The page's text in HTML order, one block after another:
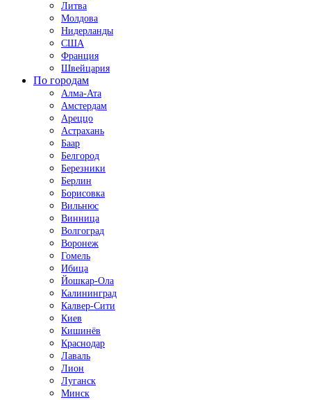
Литва
Молдова
Нидерланды
США
Франция
Швейцария
По городам
Алма-Ата
Амстердам
Ареццо
Астрахань
Баар
Белгород
Березники
Берлин
Борисовка
Вильнюс
Винница
Волгоград
Воронеж
Гомель
Ибица
Йошкар-Ола
Калининград
Калвер-Сити
Киев
Кишинёв
Краснодар
Лаваль
Лион
Луганск
Минск